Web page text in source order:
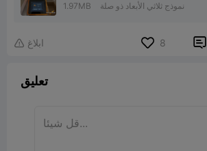
1.97MB نموذج ثلاثي الأبعاد ذو صلة
 ابلاغ 8 
تعليق